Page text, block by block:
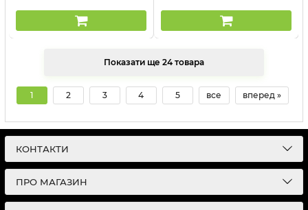
Показати ще 24 товара
1 2 3 4 5 все вперед »
КОНТАКТИ
ПРО МАГАЗИН